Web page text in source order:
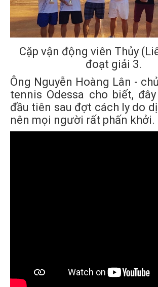
Cặp vận động viên Thủy
đoạt giải 3.
Ông Nguyễn Hoàng Lân -
tennis Odessa cho biết,
đầu tiên sau đợt cách ly do
nên mọi người rất phấn khởi.